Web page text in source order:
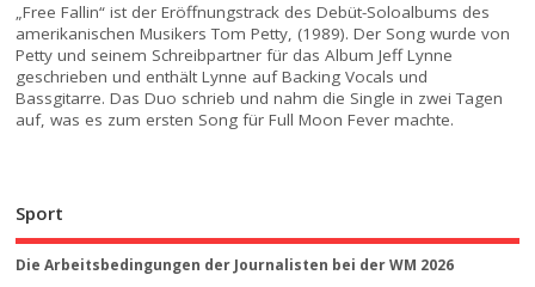
„Free Fallin“ ist der Eröffnungstrack des Debüt-Soloalbums des
amerikanischen Musikers Tom Petty, (1989). Der Song wurde von
Petty und seinem Schreibpartner für das Album Jeff Lynne
geschrieben und enthält Lynne auf Backing Vocals und
Bassgitarre. Das Duo schrieb und nahm die Single in zwei Tagen
auf, was es zum ersten Song für Full Moon Fever machte.
Sport
Die Arbeitsbedingungen der Journalisten bei der WM 2026